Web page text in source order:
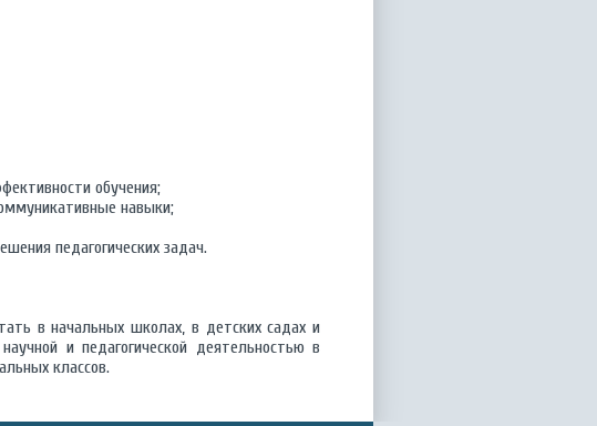
обучения;
навыки;
педагогических задач.
в начальных школах, в детских садах и
и педагогической деятельностью в
классов.